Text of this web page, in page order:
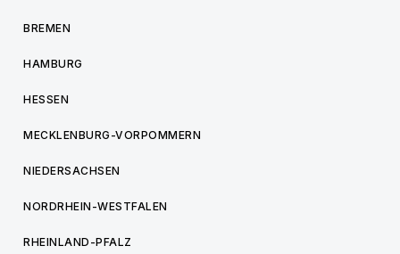
BREMEN
HAMBURG
HESSEN
MECKLENBURG-VORPOMMERN
NIEDERSACHSEN
NORDRHEIN-WESTFALEN
RHEINLAND-PFALZ